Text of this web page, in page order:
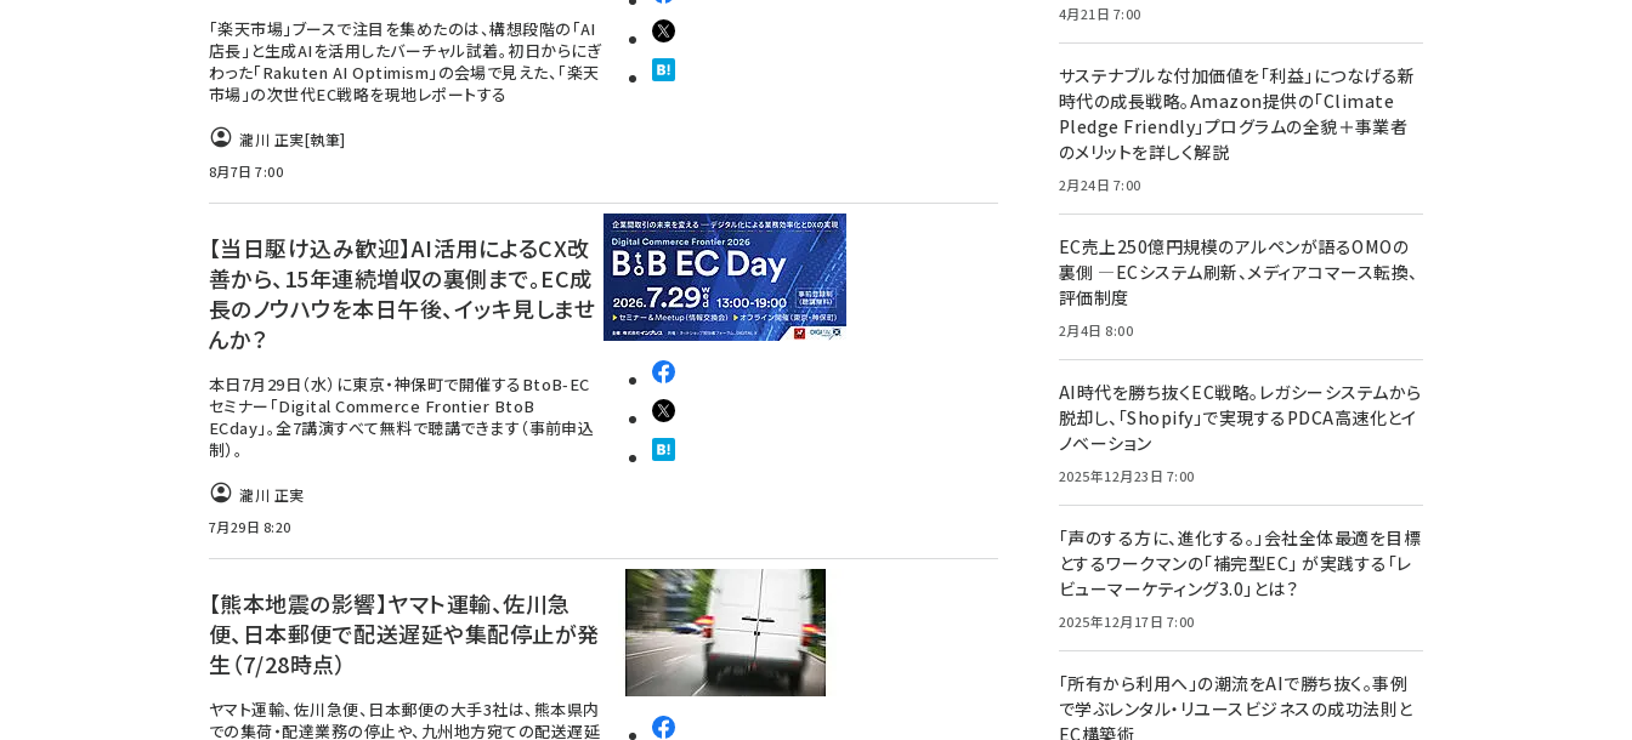
「楽天市場」ブースで注目を集めたのは、構想段階の「AI
店長」と生成AIを活用したバーチャル試着。初日からにぎ
わった「Rakuten AI Optimism」の会場で見えた、「楽天
市場」の次世代EC戦略を現地レポートする
瀧川 正実[執筆]
8月7日 7:00
【当日駆け込み歓迎】AI活用によるCX改
善から、15年連続増収の裏側まで。EC成
長のノウハウを本日午後、イッキ見しませ
んか？
本日7月29日（水）に東京・神保町で開催するBtoB-EC
セミナー「Digital Commerce Frontier BtoB
ECday」。全7講演すべて無料で聴講できます（事前申込
制）。
瀧川 正実
7月29日 8:20
【熊本地震の影響】ヤマト運輸、佐川急
便、日本郵便で配送遅延や集配停止が発
生（7/28時点）
ヤマト運輸、佐川急便、日本郵便の大手3社は、熊本県内
での集荷・配達業務の停止や、九州地方宛ての配送遅延
4月21日 7:00
サステナブルな付加価値を「利益」につなげる新
時代の成長戦略。Amazon提供の「Climate
Pledge Friendly」プログラムの全貌＋事業者
のメリットを詳しく解説
2月24日 7:00
EC売上250億円規模のアルペンが語るOMOの
裏側 ―ECシステム刷新、メディアコマース転換、
評価制度
2月4日 8:00
AI時代を勝ち抜くEC戦略。レガシーシステムから
脱却し、「Shopify」で実現するPDCA高速化とイ
ノベーション
2025年12月23日 7:00
「声のする方に、進化する。」会社全体最適を目標
とするワークマンの「補完型EC」 が実践する「レ
ビューマーケティング3.0」とは？
2025年12月17日 7:00
「所有から利用へ」の潮流をAIで勝ち抜く。事例
で学ぶレンタル・リユースビジネスの成功法則と
EC構築術